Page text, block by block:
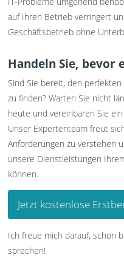
auf Ihren Betrieb verringert
Geschäftsbetrieb ohne
Handeln Sie, bevor
Sind Sie bereit, den
zu finden? Warten Sie nicht
heute und vereinbaren Sie
Unser Expertenteam freut
Anforderungen zu verstehen
unsere Dienstleistungen
können.
Jetzt kostenlose
Ich freue mich darauf, schon
sprechen!